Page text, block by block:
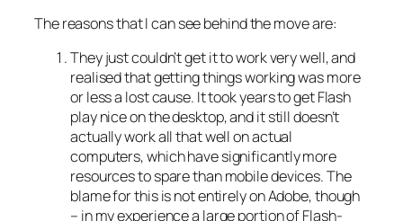
The reasons that I can see behind the move are:
They just couldn’t get it to work very well, and
realised that getting things working was more
or less a lost cause. It took years to get Flash
play nice on the desktop, and it still doesn’t
actually work all that well on actual
computers, which have significantly more
resources to spare than mobile devices. The
blame for this is not entirely on Adobe, though
– in my experience a large portion of Flash-